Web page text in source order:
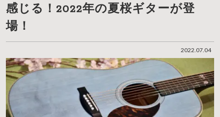
2022.07.04
感じる！2022年の夏桜ギターが登
場！